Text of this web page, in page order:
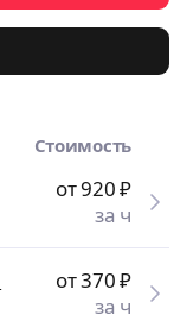
Стоимость
от 920₽
за ч
от 370₽
за ч